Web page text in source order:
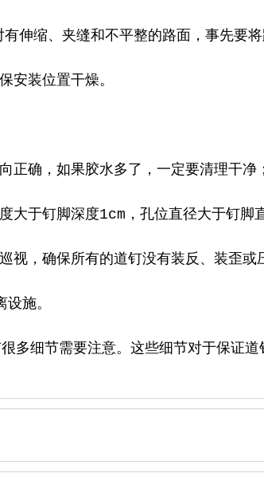
缩、夹缝和不平整的路面，事先要将
装位置干燥。
确，如果胶水多了，一定要清理干净；
钉脚深度1cm，孔位直径大于钉脚直
确保所有的道钉没有装反、装歪或
施。
细节需要注意。这些细节对于保证道